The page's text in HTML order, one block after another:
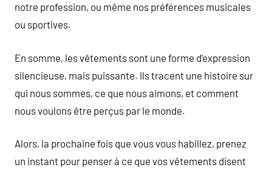
notre profession, ou même nos préférences musicales
ou sportives.
En somme, les vêtements sont une forme d’expression
silencieuse, mais puissante. Ils tracent une histoire sur
qui nous sommes, ce que nous aimons, et comment
nous voulons être perçus par le monde.
Alors, la prochaine fois que vous vous habillez, prenez
un instant pour penser à ce que vos vêtements disent